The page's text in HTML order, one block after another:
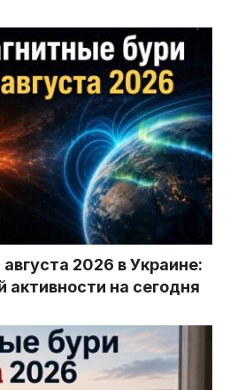
2026 в Украине:
активности на сегодня